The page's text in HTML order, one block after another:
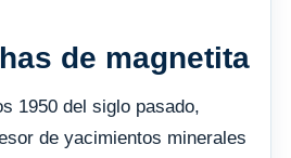
de magnetita
1950 del siglo pasado,
de yacimientos minerales